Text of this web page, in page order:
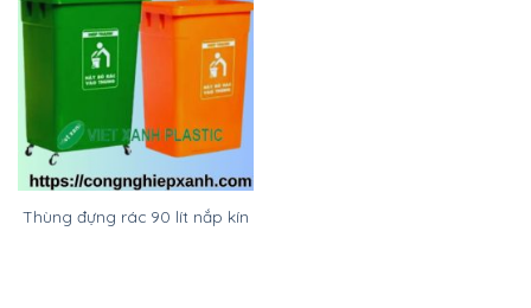
Thùng đựng rác 90 lít nắp kín